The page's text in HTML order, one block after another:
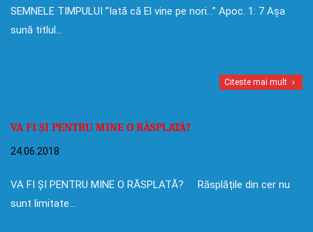
SEMNELE TIMPULUI ”Iată că El vine pe nori…” Apoc. 1: 7 Așa
sună titlul…
Citeste mai mult
VA FI ȘI PENTRU MINE O RĂSPLATĂ?
24.06.2018
VA FI ȘI PENTRU MINE O RĂSPLATĂ? Răsplățile din cer nu
sunt limitate…